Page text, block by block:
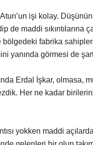
Atun’un işi kolay.
de maddi sıkıntılarına
bölgedeki fabrika
yanında görmesi de
Erdal İşkar, olmasa,
Her ne kadar
yokken maddi